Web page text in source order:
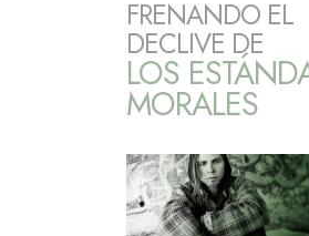
FRENANDO EL
DECLIVE DE
LOS
MORALES